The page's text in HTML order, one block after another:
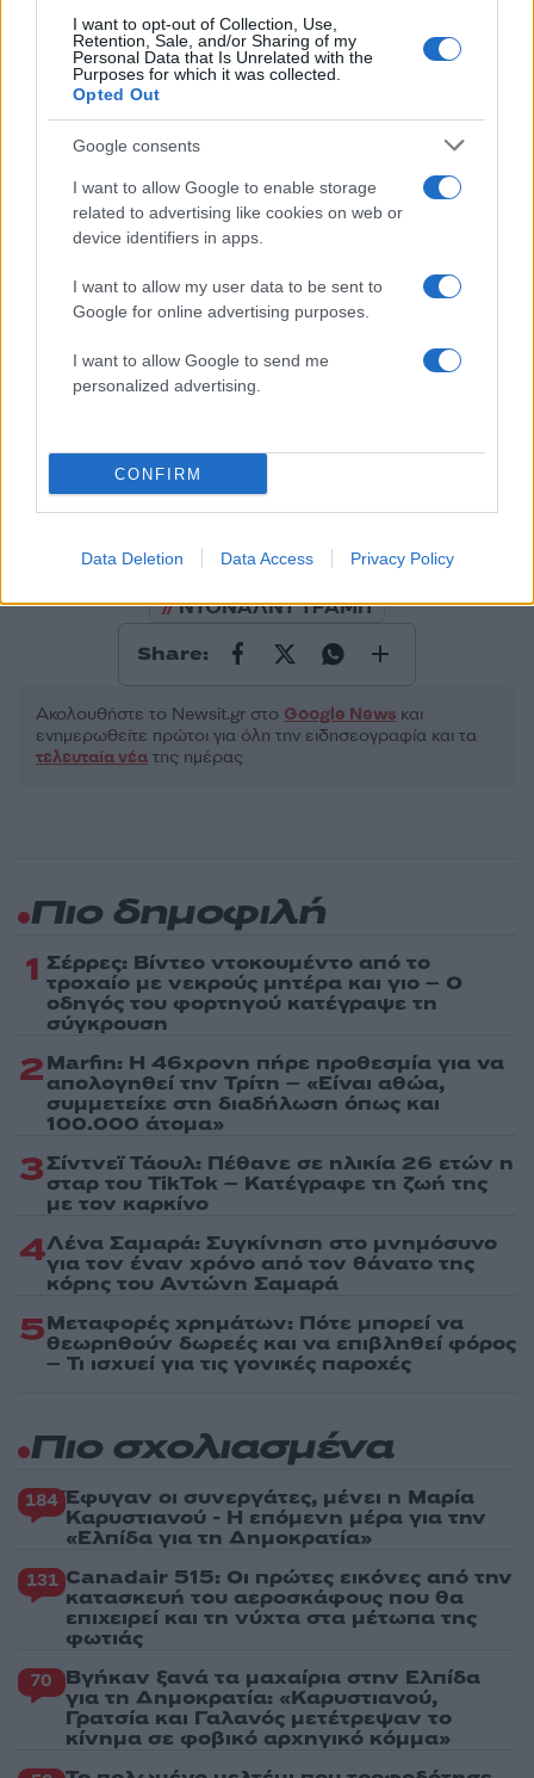
I want to opt-out of Collection, Use,
Retention, Sale, and/or Sharing of my
Personal Data that Is Unrelated with the
Purposes for which it was collected.
Opted Out
Google consents
I want to allow Google to enable storage
related to advertising like cookies on web or
device identifiers in apps.
I want to allow my user data to be sent to
Google for online advertising purposes.
I want to allow Google to send me
personalized advertising.
CONFIRM
Data Deletion Data Access Privacy Policy
Σχόλια
ΕΥΡΩΠΑΙΚΗ ΕΝΩΣΗ
ΙΣΠΑΝΙΑ
ΝΤΟΝΑΛΝΤ ΤΡΑΜΠ
Share:
Ακολουθήστε το Νewsit.gr στο Google News και
ενημερωθείτε πρώτοι για όλη την ειδησεογραφία και τα
τελευταία νέα της ημέρας
Πιο δημοφιλή
1 Σέρρες: Βίντεο ντοκουμέντο από το
τροχαίο με νεκρούς μητέρα και γιο – Ο
οδηγός του φορτηγού κατέγραψε τη
σύγκρουση
2Marfin: Η 46χρονη πήρε προθεσμία για να
απολογηθεί την Τρίτη – «Είναι αθώα,
συμμετείχε στη διαδήλωση όπως και
100.000 άτομα»
3Σίντνεϊ Τάουλ: Πέθανε σε ηλικία 26 ετών η
σταρ του TikTok – Kατέγραφε τη ζωή της
με τον καρκίνο
4Λένα Σαμαρά: Συγκίνηση στο μνημόσυνο
για τον έναν χρόνο από τον θάνατο της
κόρης του Αντώνη Σαμαρά
5Μεταφορές χρημάτων: Πότε μπορεί να
θεωρηθούν δωρεές και να επιβληθεί φόρος
– Τι ισχυεί για τις γονικές παροχές
Πιο σχολιασμένα
184 Έφυγαν οι συνεργάτες, μένει η Μαρία
Καρυστιανού - Η επόμενη μέρα για την
«Ελπίδα για τη Δημοκρατία»
131 Canadair 515: Οι πρώτες εικόνες από την
κατασκευή του αεροσκάφους που θα
επιχειρεί και τη νύχτα στα μέτωπα της
φωτιάς
70 Βγήκαν ξανά τα μαχαίρια στην Ελπίδα
για τη Δημοκρατία: «Καρυστιανού,
Γρατσία και Γαλανός μετέτρεψαν το
κίνημα σε φοβικό αρχηγικό κόμμα»